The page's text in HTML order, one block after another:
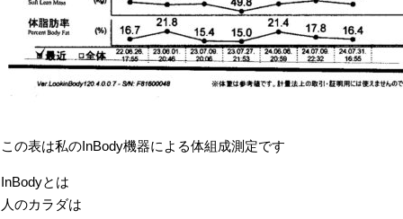
この表は私のInBody機器による体組成測定です
InBodyとは
人のカラダは